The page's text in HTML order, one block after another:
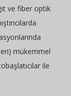
ve fiber optik
mükemmel
ile